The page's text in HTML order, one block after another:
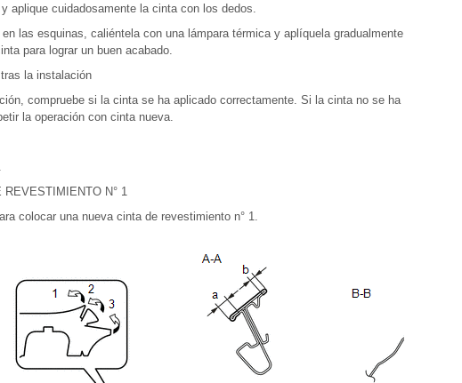
aplique cuidadosamente la cinta con los dedos.
las esquinas, caliéntela con una lámpara térmica y aplíquela gradualmente, evitando la
para lograr un buen acabado.
la instalación
compruebe si la cinta se ha aplicado correctamente. Si la cinta no se ha aplicado
la operación con cinta nueva.
REVESTIMIENTO N° 1
colocar una nueva cinta de revestimiento n° 1.